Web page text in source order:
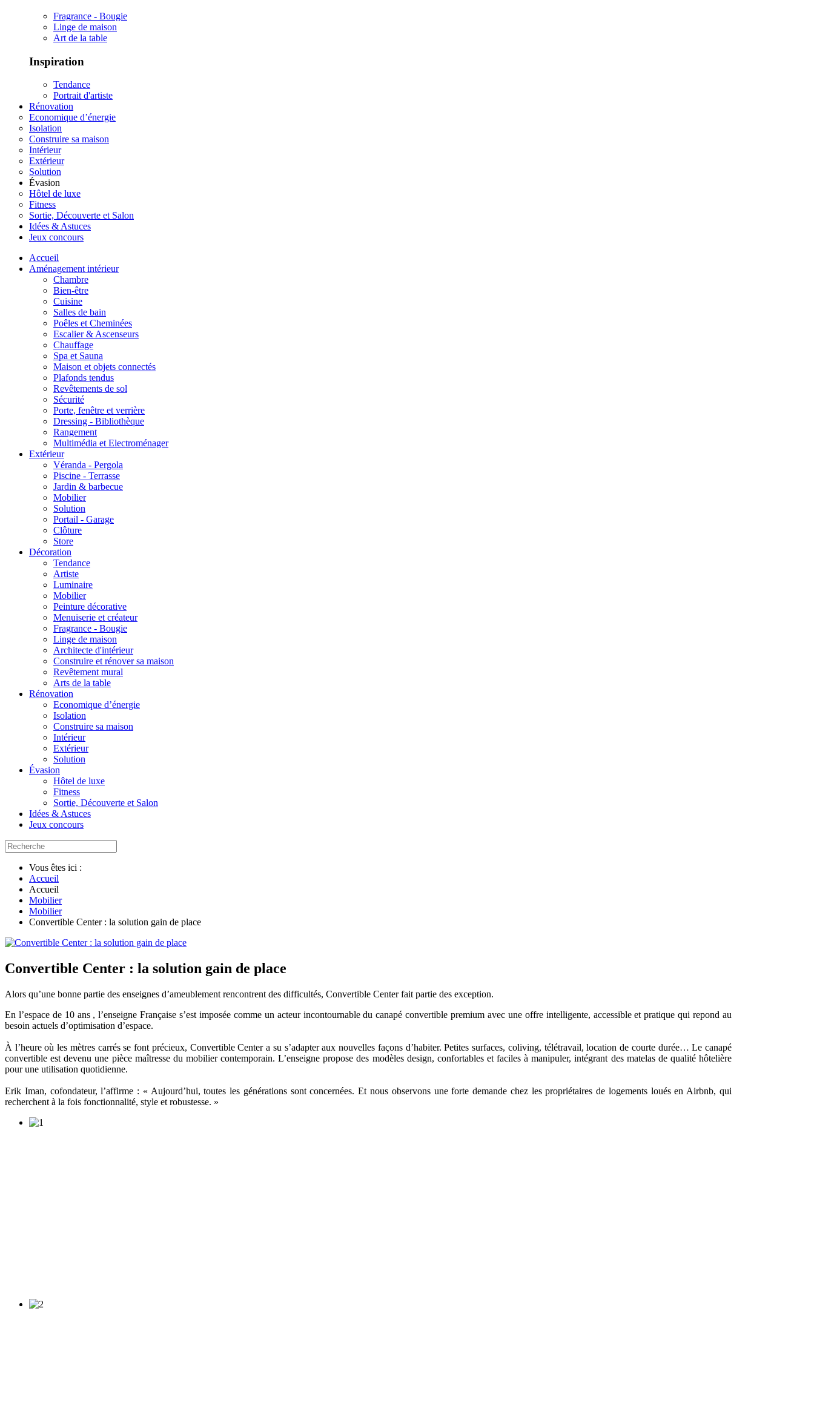
Fragrance - Bougie
Linge de maison
Art de la table
Inspiration
Tendance
Portrait d'artiste
Rénovation
Economique d’énergie
Isolation
Construire sa maison
Intérieur
Extérieur
Solution
Évasion
Hôtel de luxe
Fitness
Sortie, Découverte et Salon
Idées & Astuces
Jeux concours
Accueil
Aménagement intérieur
Chambre
Bien-être
Cuisine
Salles de bain
Poêles et Cheminées
Escalier & Ascenseurs
Chauffage
Spa et Sauna
Maison et objets connectés
Plafonds tendus
Revêtements de sol
Sécurité
Porte, fenêtre et verrière
Dressing - Bibliothèque
Rangement
Multimédia et Electroménager
Extérieur
Véranda - Pergola
Piscine - Terrasse
Jardin & barbecue
Mobilier
Solution
Portail - Garage
Clôture
Store
Décoration
Tendance
Artiste
Luminaire
Mobilier
Peinture décorative
Menuiserie et créateur
Fragrance - Bougie
Linge de maison
Architecte d'intérieur
Construire et rénover sa maison
Revêtement mural
Arts de la table
Rénovation
Economique d’énergie
Isolation
Construire sa maison
Intérieur
Extérieur
Solution
Évasion
Hôtel de luxe
Fitness
Sortie, Découverte et Salon
Idées & Astuces
Jeux concours
Vous êtes ici :
Accueil
Accueil
Mobilier
Mobilier
Convertible Center : la solution gain de place
Convertible Center : la solution gain de place
Alors qu’une bonne partie des enseignes d’ameublement rencontrent des difficultés, Convertible Center fait partie des exception.
En l’espace de 10 ans , l’enseigne Française s’est imposée comme un acteur incontournable du canapé convertible premium avec une offre intelligente, accessible et pratique qui repond au
besoin actuels d’optimisation d’espace.
À l’heure où les mètres carrés se font précieux, Convertible Center a su s’adapter aux nouvelles façons d’habiter. Petites surfaces, coliving, télétravail, location de courte durée… Le canapé
convertible est devenu une pièce maîtresse du mobilier contemporain. L’enseigne propose des modèles design, confortables et faciles à manipuler, intégrant des matelas de qualité hôtelière
pour une utilisation quotidienne.
Erik Iman, cofondateur, l’affirme : « Aujourd’hui, toutes les générations sont concernées. Et nous observons une forte demande chez les propriétaires de logements loués en Airbnb, qui
recherchent à la fois fonctionnalité, style et robustesse. »